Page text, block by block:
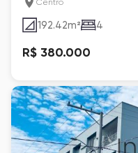
Centro
192.42m² 4
R$ 380.000